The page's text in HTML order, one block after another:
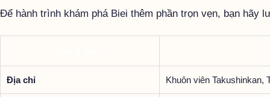
Để hành trình khám phá Biei thêm phần trọn vẹn, bạn hãy
Địa chỉ Khuôn viên Takushinkan,